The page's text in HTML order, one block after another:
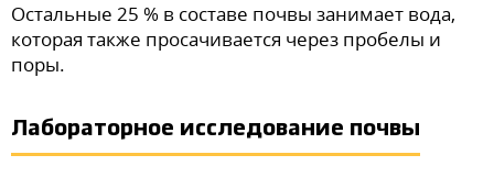
Остальные 25 % в составе почвы занимает вода,
которая также просачивается через пробелы и
поры.
Лабораторное исследование почвы